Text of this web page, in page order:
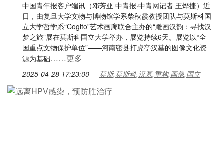
中国青年报客户端讯（邓芳亚 中青报·中青网记者 王烨捷）近
日，由复旦大学文物与博物馆学系柴秋霞教授团队与莫斯科国
立大学哲学系“Cogito”艺术画廊联合主办的“雕画汉韵：寻找汉
梦之旅”展在莫斯科国立大学举办，展览持续6天。展览以“全
国重点文物保护单位”——河南密县打虎亭汉墓的图像文化资
源为基础……更多
2025-04-28 17:23:00 莫斯,莫斯科,汉墓,重构,画像,国立